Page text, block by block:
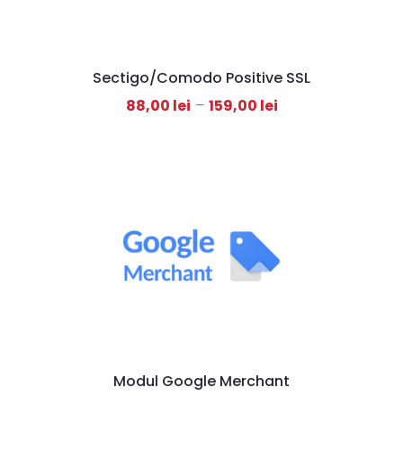
Sectigo/Comodo Positive SSL
88,00 lei – 159,00 lei
Modul Google Merchant